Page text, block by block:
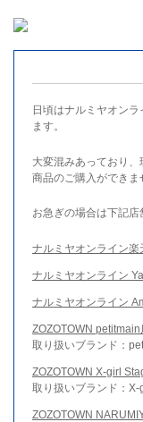
日頃はナルミヤオン
ます。
大変混みあっており
商品のご購入ができま
お急ぎの場合は下記店
ナルミヤオンライン楽
ナルミヤオンライン
ナルミヤオンライン
ZOZOTOWN petitmain
取り扱いブランド：
ZOZOTOWN X-girl
取り扱いブランド：
ZOZOTOWN